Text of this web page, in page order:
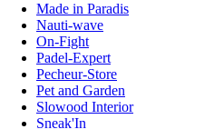
Made in Paradis
Nauti-wave
On-Fight
Padel-Expert
Pecheur-Store
Pet and Garden
Slowood Interior
Sneak'In